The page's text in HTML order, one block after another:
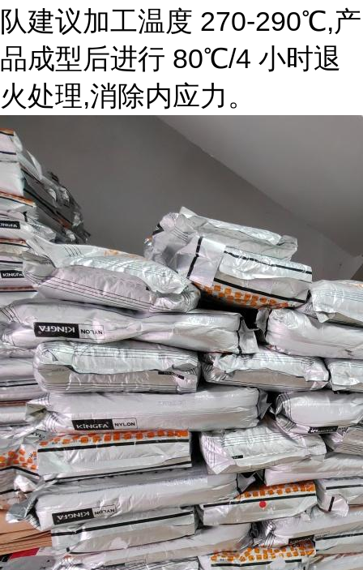
队建议加工温度 270-290℃,产
品成型后进行 80℃/4 小时退
火处理,消除内应力。